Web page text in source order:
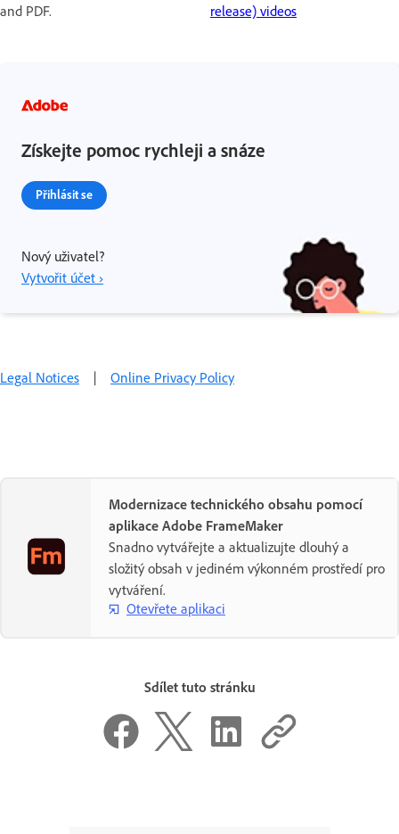
and PDF.
release) videos
Získejte pomoc rychleji a snáze
Přihlásit se
Nový uživatel?
Vytvořit účet ›
Legal Notices | Online Privacy Policy
Modernizace technického obsahu pomocí
aplikace Adobe FrameMaker
Snadno vytvářejte a aktualizujte dlouhý a
složitý obsah v jediném výkonném prostředí pro
vytváření.
Otevřete aplikaci
Sdílet tuto stránku